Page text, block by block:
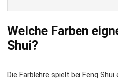
Welche Farben
Shui?
Die Farblehre spielt bei Feng